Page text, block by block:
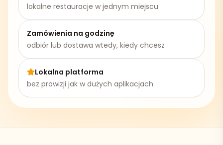
lokalne restauracje w jednym miejscu
Zamówienia na godzinę
odbiór lub dostawa wtedy, kiedy chcesz
Lokalna platforma
bez prowizji jak w dużych aplikacjach